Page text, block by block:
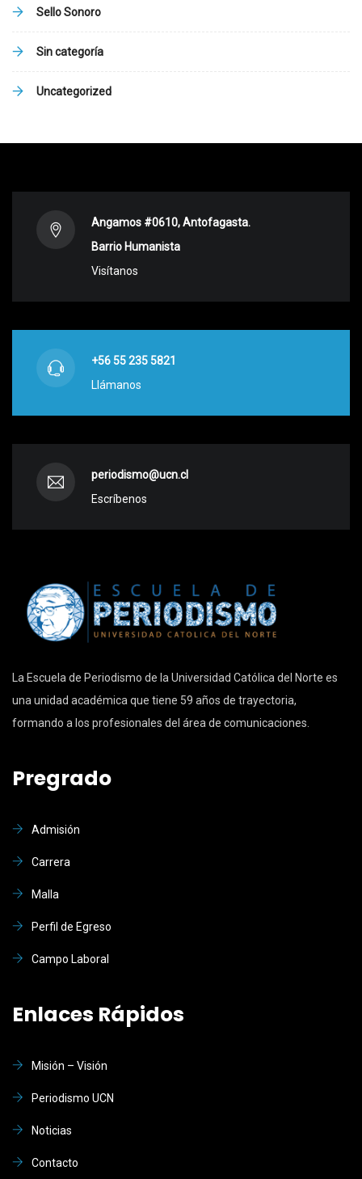
Sello Sonoro
Sin categoría
Uncategorized
Angamos #0610, Antofagasta.
Barrio Humanista
Visítanos
+56 55 235 5821
Llámanos
periodismo@ucn.cl
Escríbenos
La Escuela de Periodismo de la Universidad Católica del Norte es
una unidad académica que tiene 59 años de trayectoria,
formando a los profesionales del área de comunicaciones.
Pregrado
Admisión
Carrera
Malla
Perfil de Egreso
Campo Laboral
Enlaces Rápidos
Misión – Visión
Periodismo UCN
Noticias
Contacto